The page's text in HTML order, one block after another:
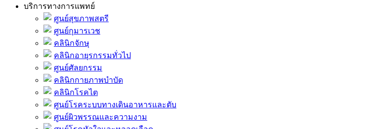
บริการทางการแพทย์
ศูนย์สุขภาพสตรี
ศูนย์กุมารเวช
คลินิกจักษุ
คลินิกอายุรกรรมทั่วไป
ศูนย์ศัลยกรรม
คลินิกกายภาพบำบัด
คลินิกโรคไต
ศูนย์โรคระบบทางเดินอาหารและตับ
ศูนย์ผิวพรรณและความงาม